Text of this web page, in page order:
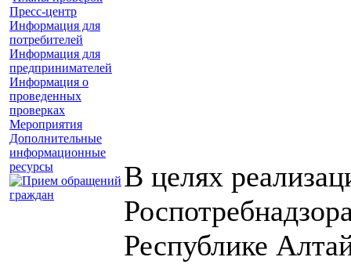
Пресс-центр
Информация для
потребителей
Информация для
предпринимателей
Информация о
проведенных
проверках
Мероприятия
Дополнительные
информационные
ресурсы
В целях
Республике